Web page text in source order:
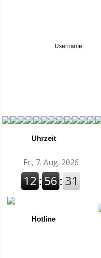
Uhrzeit
Hotline